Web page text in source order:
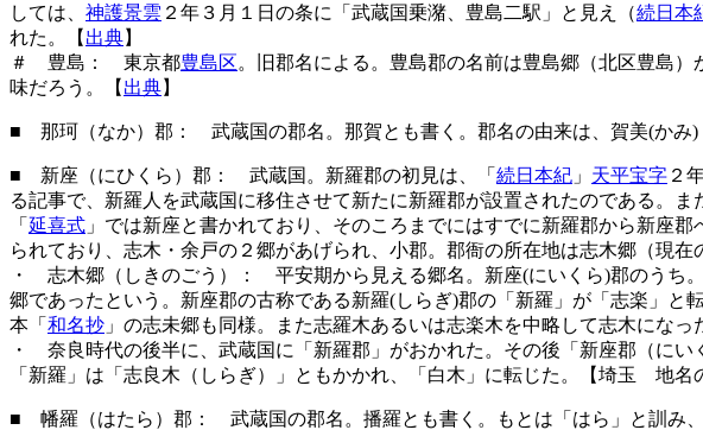
しては、 神護景雲 ２年３月１日の条に「武蔵国乗潴、豊島二駅」と見え（続日本
れた。【 出典】
＃ 豊島： 東京都豊島区。旧郡名による。豊島郡の名前は豊島郷（北区豊島
味だろう。【 出典】
■ 那珂（なか）郡： 武蔵国の郡名。那賀とも書く。郡名の由来は、賀美(かみ)
■ 新座（にひくら）郡： 武蔵国。新羅郡の初見は、「 続日本紀 」 天平宝字 ２
る記事で、新羅人を武蔵国に移住させて新たに新羅郡が設置されたのである。ま
「 延喜式 」では新座と書かれており、そのころまでにはすでに新羅郡から新座
られており、志木・余戸の２郷があげられ、小郡。郡衙の所在地は志木郷（現在
・ 志木郷（しきのごう）： 平安期から見える郷名。新座(にいくら)郡のうち。
郷であったという。新座郡の古称である新羅(しらぎ)郡の「新羅」が「志楽」
本「 和名抄 」の志未郷も同様。また志羅木あるいは志楽木を中略して志木になっ
・ 奈良時代の後半に、武蔵国に「新羅郡」がおかれた。その後「新座郡（に
「新羅」は「志良木（しらぎ）」ともかかれ、「白木」に転じた。【埼玉 地
■ 幡羅（はたら）郡： 武蔵国の郡名。播羅とも書く。もとは「はら」と訓み